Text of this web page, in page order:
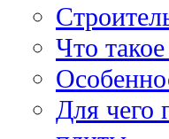
Что
Для чего